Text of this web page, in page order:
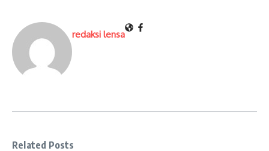
redaksi lensa
Related Posts